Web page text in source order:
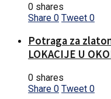
0 shares
Share 0 Tweet 0
Potraga za
LOKACIJE U
0 shares
Share 0 Tweet 0